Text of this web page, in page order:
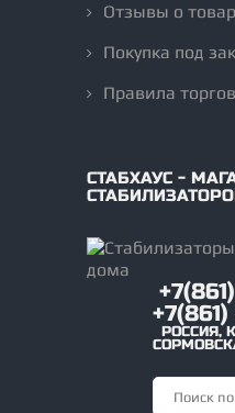
Отзывы о
Покупка под
Правила
СТАБХАУС -
РОССИЯ,